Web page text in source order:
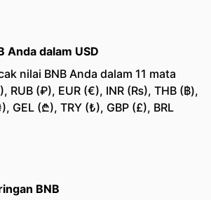
Anda dalam USD
nilai BNB Anda dalam 11 mata
RUB (₽), EUR (€), INR (₨), THB (฿),
GEL (₾), TRY (₺), GBP (£), BRL
BNB